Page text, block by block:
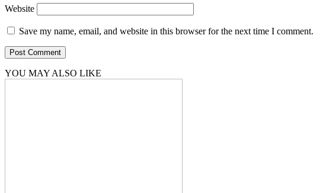
Website
Save my name, email, and website in this browser for the next time I comment.
YOU MAY ALSO LIKE